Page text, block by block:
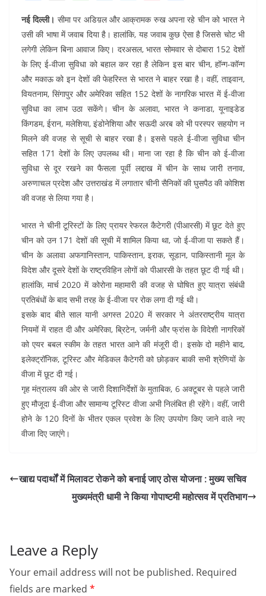
a
c
e
b
o
o
k
h
at
s
A
p
p
n
k
e
dI
n
e
gr
a
m
er
e
st
h
ar
e
नई दिल्ली। सीमा पर अडिय़ल और आक्रामक रुख अपना रहे चीन को भारत ने
उसी की भाषा में जवाब दिया है। हालांकि, यह जवाब कुछ ऐसा है जिससे चोट भी
लगेगी लेकिन बिना आवाज किए। दरअसल, भारत सोमवार से दोबारा 152 देशों
के लिए ई-वीजा सुविधा को बहाल कर रहा है लेकिन इस बार चीन, हॉन्ग-कॉन्ग
और मकाऊ को इन देशों की फेहरिस्त से भारत ने बाहर रखा है। वहीं, ताइवान,
वियतनाम, सिंगापुर और अमेरिका सहित 152 देशों के नागरिक भारत में ई-वीजा
सुविधा का लाभ उठा सकेंगे। चीन के अलावा, भारत ने कनाडा, यूनाइडेड
किंगडम, ईरान, मलेशिया, इंडोनेशिया और सऊदी अरब को भी परस्पर सहयोग न
मिलने की वजह से सूची से बाहर रखा है। इससे पहले ई-वीजा सुविधा चीन
सहित 171 देशों के लिए उपलब्ध थी। माना जा रहा है कि चीन को ई-वीजा
सुविधा से दूर रखने का फैसला पूर्वी लद्दाख में चीन के साथ जारी तनाव,
अरुणाचल प्रदेश और उत्तराखंड में लगातार चीनी सैनिकों की घुसपैठ की कोशिश
की वजह से लिया गया है।
भारत ने चीनी टूरिस्टों के लिए प्रायर रेफरल कैटेगरी (पीआरसी) में छूट देते हुए
चीन को उन 171 देशों की सूची में शामिल किया था, जो ई-वीजा पा सकते हैं।
चीन के अलावा अफगानिस्तान, पाकिस्तान, इराक, सूडान, पाकिस्तानी मूल के
विदेश और दूसरे देशों के राष्ट्रविहिन लोगों को पीआरसी के तहत छूट दी गई थी।
हालांकि, मार्च 2020 में कोरोना महामारी की वजह से घोषित हुए यात्रा संबंधी
प्रतिबंधों के बाद सभी तरह के ई-वीजा पर रोक लगा दी गई थी।
इसके बाद बीते साल यानी अगस्त 2020 में सरकार ने अंतरराष्ट्रीय यात्रा
नियमों में राहत दी और अमेरिका, ब्रिटेन, जर्मनी और फ्रांस के विदेशी नागरिकों
को एयर बबल स्कीम के तहत भारत आने की मंजूरी दी। इसके दो महीने बाद,
इलेक्ट्रॉनिक, टूरिस्ट और मेडिकल कैटेगरी को छोड़कर बाकी सभी श्रेणियों के
वीजा में छूट दी गई।
गृह मंत्रालय की ओर से जारी दिशानिर्देशों के मुताबिक, 6 अक्टूबर से पहले जारी
हुए मौजूदा ई-वीजा और सामान्य टूरिस्ट वीजा अभी निलंबित ही रहेंगे। वहीं, जारी
होने के 120 दिनों के भीतर एकल प्रवेश के लिए उपयोग किए जाने वाले नए
वीजा दिए जाएंगे।
खाद्य पदार्थों में मिलावट रोकने को बनाई जाए ठोस योजना : मुख्य सचिव
मुख्यमंत्री धामी ने किया गोपाष्टमी महोत्सव में प्रतिभाग
Leave a Reply
Your email address will not be published. Required
fields are marked *